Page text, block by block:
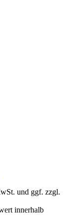
und ggf. zzgl.
innerhalb